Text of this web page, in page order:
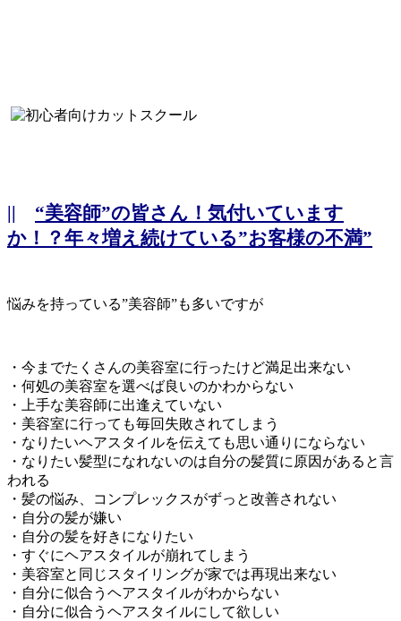
|| “美容師”の皆さん！気付いています
か！？年々増え続けている”お客様の不満”
悩みを持っている”美容師”も多いですが
・今までたくさんの美容室に行ったけど満足出来ない
・何処の美容室を選べば良いのかわからない
・上手な美容師に出逢えていない
・美容室に行っても毎回失敗されてしまう
・なりたいヘアスタイルを伝えても思い通りにならない
・なりたい髪型になれないのは自分の髪質に原因があると言
われる
・髪の悩み、コンプレックスがずっと改善されない
・自分の髪が嫌い
・自分の髪を好きになりたい
・すぐにヘアスタイルが崩れてしまう
・美容室と同じスタイリングが家では再現出来ない
・自分に似合うヘアスタイルがわからない
・自分に似合うヘアスタイルにして欲しい